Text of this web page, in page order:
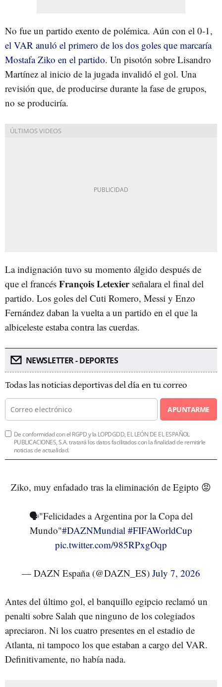
No fue un partido exento de polémica. Aún con el 0-1,
el VAR anuló el primero de los dos goles que marcaría
Mostafa Ziko en el partido. Un pisotón sobre Lisandro
Martínez al inicio de la jugada invalidó el gol. Una
revisión que, de producirse durante la fase de grupos,
no se produciría.
La indignación tuvo su momento álgido después de
que el francés François Letexierseñalara el final del
partido. Los goles del Cuti Romero, Messi y Enzo
Fernández daban la vuelta a un partido en el que la
albiceleste estaba contra las cuerdas.
NEWSLETTER - DEPORTES
Todas las noticias deportivas del día en tu correo
APUNTARME
De conformidad con el RGPD y la LOPDGDD, EL LEÓN DE EL ESPAÑOL
PUBLICACIONES, S.A. tratará los datos facilitados con la finalidad de remitirle
noticias de actualidad.
Ziko, muy enfadado tras la eliminación de Egipto 😡
🗣️"Felicidades a Argentina por la Copa del
Mundo"#DAZNMundial #FIFAWorldCup
pic.twitter.com/985RPxgOqp
— DAZN España (@DAZN_ES) July 7, 2026
Antes del último gol, el banquillo egipcio reclamó un
penalti sobre Salah que ninguno de los colegiados
apreciaron. Ni los cuatro presentes en el estadio de
Atlanta, ni tampoco los que estaban a cargo del VAR.
Definitivamente, no había nada.